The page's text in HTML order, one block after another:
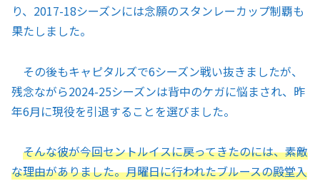
り、2017-18シーズンには念願のスタンレーカップ制覇も
果たしました。
その後もキャピタルズで6シーズン戦い抜きましたが、
残念ながら2024-25シーズンは背中のケガに悩まされ、昨
年6月に現役を引退することを選びました。
そんな彼が今回セントルイスに戻ってきたのには、素敵
な理由がありました。月曜日に行われたブルースの殿堂入